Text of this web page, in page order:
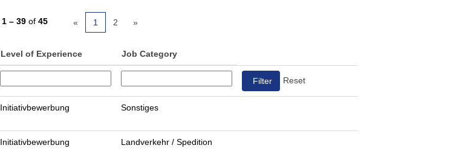
1 – 39of 45 « 1 2 »
Level of Experience Job Category
Reset
Initiativbewerbung Sonstiges
Initiativbewerbung Landverkehr / Spedition